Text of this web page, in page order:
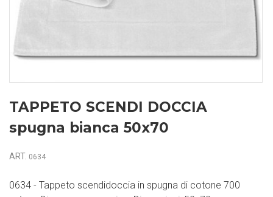
TAPPETO SCENDI DOCCIA
spugna bianca 50x70
ART. 0634
0634 - Tappeto scendidoccia in spugna di cotone 700